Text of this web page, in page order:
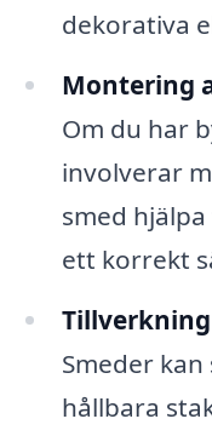
dekorativa
Montering
Om du har
involverar
smed
ett korrekt
Smeder
hållbara